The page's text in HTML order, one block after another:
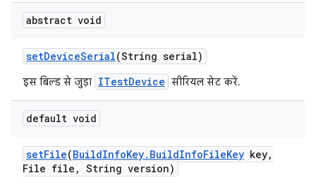
abstract void
setDeviceSerial(String serial)
इस बिल्ड से जुड़ा ITestDevice सीरियल सेट करें.
default void
setFile(BuildInfoKey. BuildInfoFileKey key,
File file , String version)